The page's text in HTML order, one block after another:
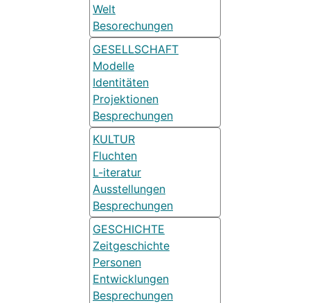
Welt
Besorechungen
GESELLSCHAFT
Modelle
Identitäten
Projektionen
Besprechungen
KULTUR
Fluchten
L-iteratur
Ausstellungen
Besprechungen
GESCHICHTE
Zeitgeschichte
Personen
Entwicklungen
Besprechungen